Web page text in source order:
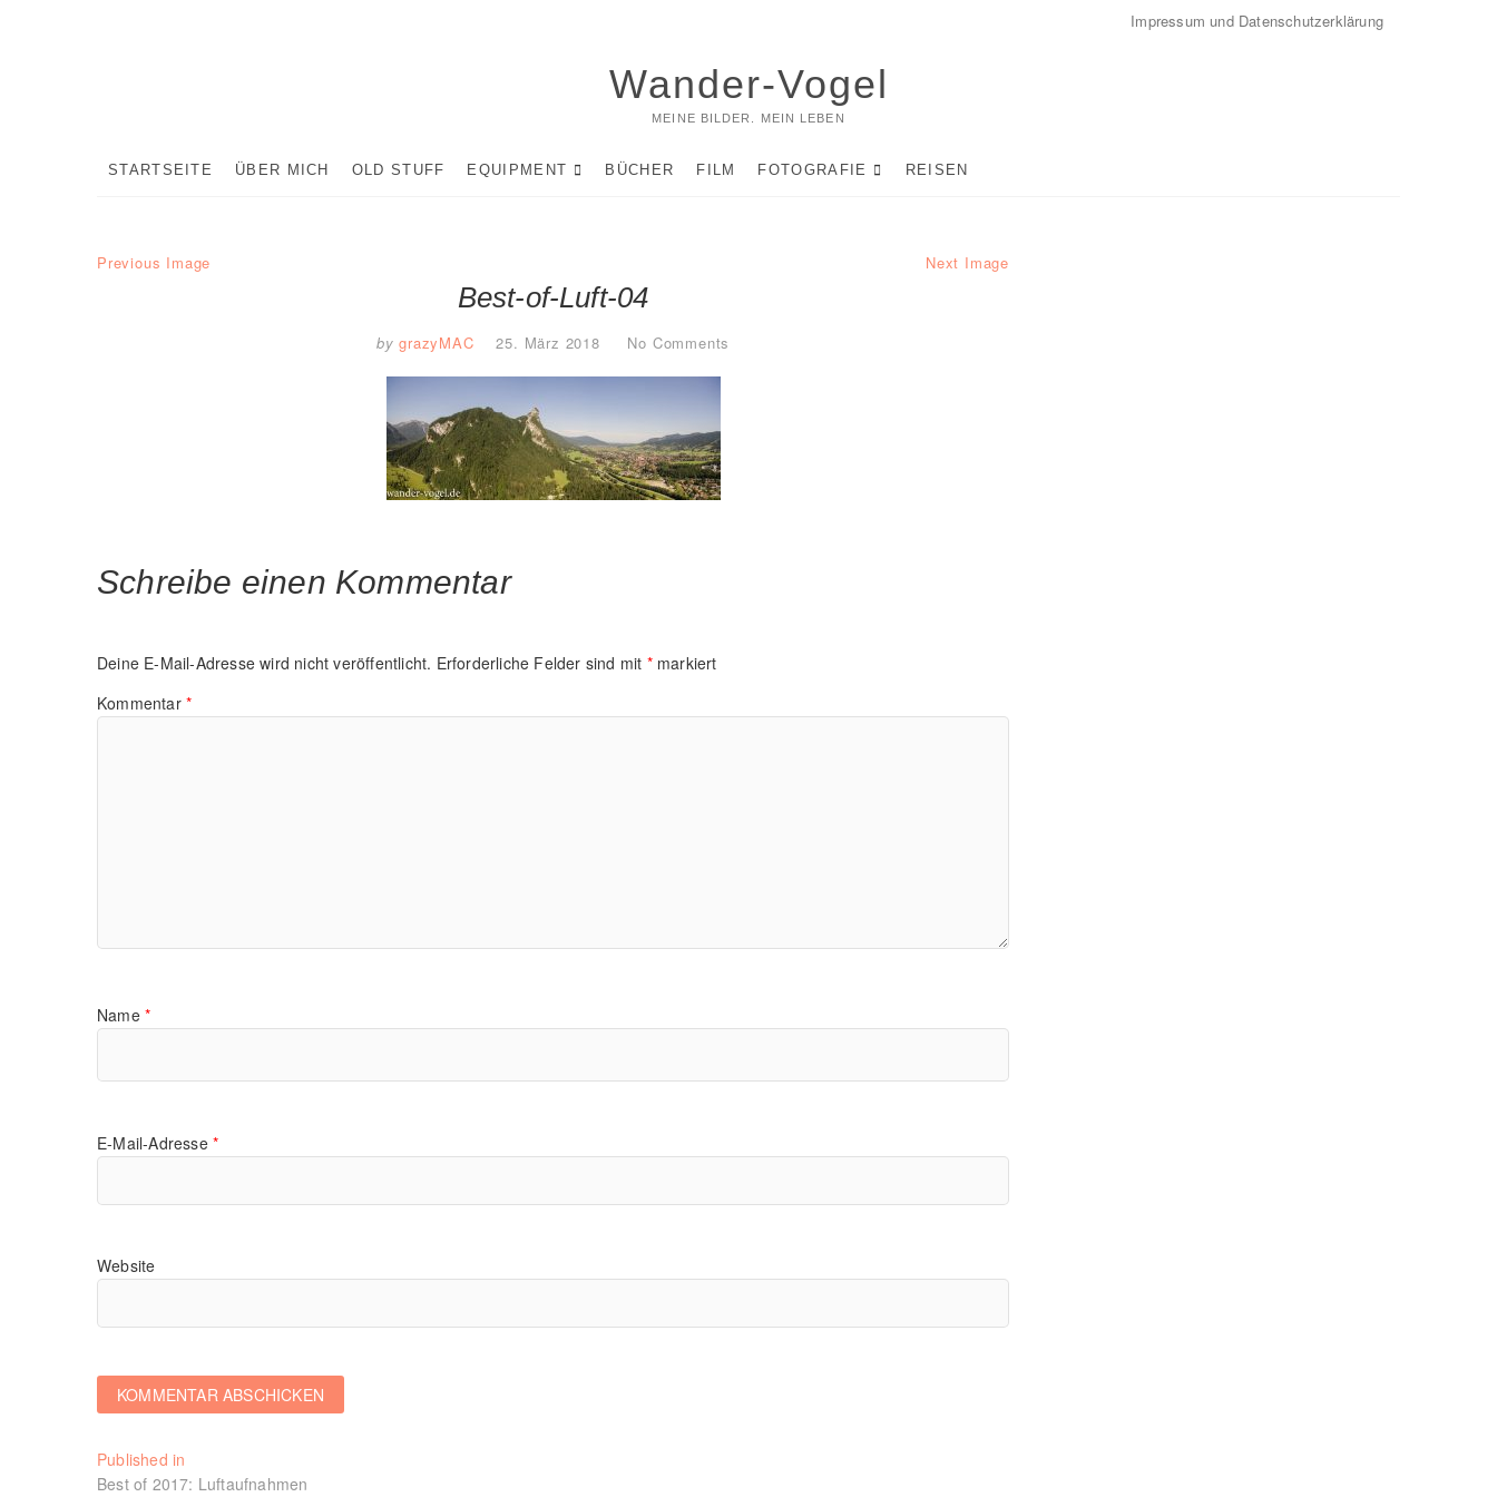
Impressum und Datenschutzerklärung
Wander-Vogel
MEINE BILDER. MEIN LEBEN
STARTSEITE ÜBER MICH OLD STUFF EQUIPMENT BÜCHER FILM FOTOGRAFIE REISEN
Previous Image Next Image
Best-of-Luft-04
by grazyMAC 25. März 2018 No Comments
Schreibe einen Kommentar
Deine E-Mail-Adresse wird nicht veröffentlicht. Erforderliche Felder sind mit *markiert
Kommentar *
Name *
E-Mail-Adresse *
Website
Beitragsnavigation
Published in
Best of 2017: Luftaufnahmen